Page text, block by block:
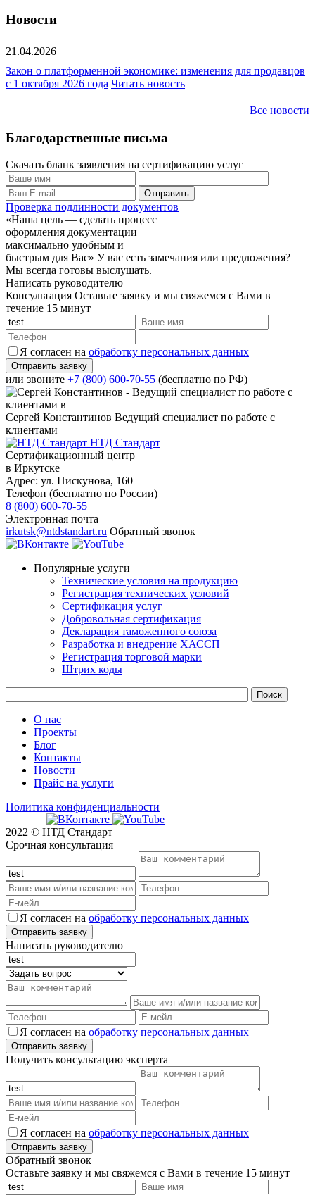
Новости
21.04.2026
Закон о платформенной экономике: изменения для продавцов
с 1 октября 2026 года Читать новость
Все новости
Благодарственные письма
Скачать бланк заявления на сертификацию услуг
Проверка подлинности документов
«Наша цель — сделать процесс
оформления документации
максимально удобным и
быстрым для Вас» У вас есть замечания или предложения?
Мы всегда готовы выслушать.
Написать руководителю
Консультация Оставьте заявку и мы свяжемся с Вами в
течение 15 минут
Я согласен на обработку персональных данных
или звоните +7 (800) 600-70-55 (бесплатно по РФ)
Сергей Константинов Ведущий специалист по работе с
клиентами
НТД Стандарт
Сертификационный центр
в Иркутске
Адрес: ул. Пискунова, 160
Телефон (бесплатно по России)
8 (800) 600-70-55
Электронная почта
irkutsk@ntdstandart.ru Обратный звонок
Популярные услуги
Технические условия на продукцию
Регистрация технических условий
Сертификация услуг
Добровольная сертификация
Декларация таможенного союза
Разработка и внедрение ХАССП
Регистрация торговой марки
Штрих коды
О нас
Проекты
Блог
Контакты
Новости
Прайс на услуги
Политика конфиденциальности
2022 © НТД Стандарт
Срочная консультация
Я согласен на обработку персональных данных
Написать руководителю
Я согласен на обработку персональных данных
Получить консультацию эксперта
Я согласен на обработку персональных данных
Обратный звонок
Оставьте заявку и мы свяжемся с Вами в течение 15 минут